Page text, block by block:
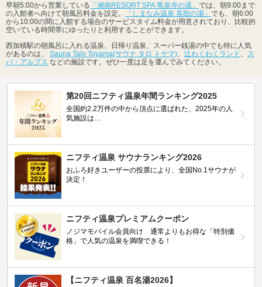
早朝5:00から営業している 「湘南RESORT SPA 竜泉寺の湯」 では、朝9:00まで
の入館者へ向けて朝風呂料金を設定。
「しまなみ温泉 喜助の湯」 でも、朝6:00
から10:00の間に入館する場合のサービスタイム料金が用意されており、比較的
空いている時間帯にゆったりと利用することができます。
西加積駅の朝風呂に入れる温泉、日帰り温泉、スーパー銭湯の中でも特に人気
があるのは、 Sauna Talo Toyama(サウナ タロ トヤマ)、 辻わくわくランド、 ス
パ・アルプス などの施設です。ぜひ一度は足を運んでみてください。
第20回ニフティ温泉年間ランキング2025
全国約2.2万件の中から頂点に選ばれた、2025年の人
気施設は…
ニフティ温泉 サウナランキング2026
おふろ好きユーザーの投票により、全国No.1サウナが
決定！
ニフティ温泉プレミアムクーポン
ノジマモバイル会員向け 通常よりもお得な「特別価
格」で人気の温泉を満喫できる！
【ニフティ温泉 百名湯2026】